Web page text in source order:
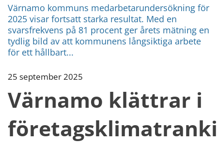
Värnamo kommuns medarbetarundersökning för
2025 visar fortsatt starka resultat. Med en
svarsfrekvens på 81 procent ger årets mätning en
tydlig bild av att kommunens långsiktiga arbete
för ett hållbart...
25 september 2025
Värnamo klättrar i